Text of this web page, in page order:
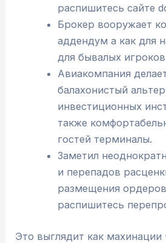
распишитесь сайте
Брокер вооружает
аддендум а как для
для бывалых
Авиакомпания
балахонистый
инвестиционных
также
гостей терминалы.
Заметил
и перепадов
размещения
распишитесь
Это выглядит как